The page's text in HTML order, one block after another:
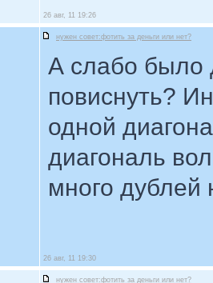
26 авг, 11 19:26
нужен совет:фотить за деньги или нет?
А слабо было
повиснуть?
одной
диагональ
много дублей
26 авг, 11 19:30
нужен совет:фотить за деньги или нет?